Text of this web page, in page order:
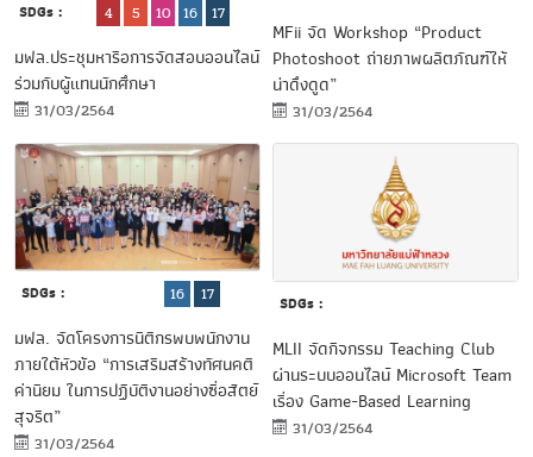
SDGs : 4 5 10 16 17
มฟล.ประชุมหารือการจัดสอบออนไลน์
ร่วมกับผู้แทนนักศึกษา
31/03/2564
MFii จัด Workshop “Product
Photoshoot ถ่ายภาพผลิตภัณฑ์ให้
น่าดึงดูด”
31/03/2564
SDGs : 16 17
มฟล. จัดโครงการนิติกรพบพนักงาน
ภายใต้หัวข้อ “การเสริมสร้างทัศนคติ
ค่านิยม ในการปฏิบัติงานอย่างซื่อสัตย์
สุจริต”
31/03/2564
SDGs :
MLII จัดกิจกรรม Teaching Club
ผ่านระบบออนไลน์ Microsoft Team
เรื่อง Game-Based Learning
31/03/2564